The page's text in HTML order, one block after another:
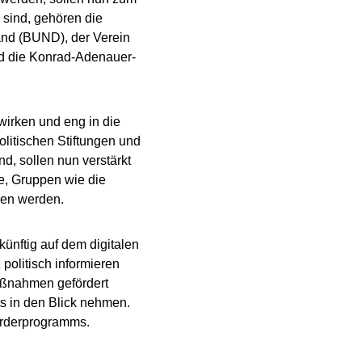
gehören die
(BUND), der Verein
die Konrad-Adenauer-
und eng in die
Stiftungen und
sollen nun verstärkt
Gruppen wie die
werden.
auf dem digitalen
informieren
gefördert
in den Blick nehmen.